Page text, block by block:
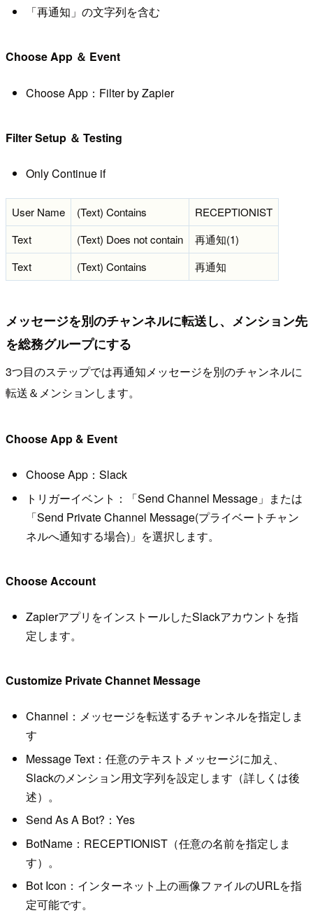
「再通知」の文字列を含む
Choose App ＆ Event
Choose App：Filter by Zapier
Filter Setup ＆ Testing
Only Continue if
User Name (Text) Contains
RECEPTIONIST
Text
(Text) Does not contain
再通知(1)
Text
(Text) Contains 再通知
メッセージを別のチャンネルに転送し、メンション先
を総務グループにする
3つ目のステップでは再通知メッセージを別のチャンネルに
転送＆メンションします。
Choose App & Event
Choose App：Slack
トリガーイベント：「Send Channel Message」または
「Send Private Channel Message(プライベートチャン
ネルへ通知する場合)」を選択します。
Choose Account
ZapierアプリをインストールしたSlackアカウントを指
定します。
Customize Private Channet Message
Channel：メッセージを転送するチャンネルを指定しま
す
Message Text：任意のテキストメッセージに加え、
Slackのメンション用文字列を設定します（詳しくは後
述）。
Send As A Bot?：Yes
BotName：RECEPTIONIST（任意の名前を指定しま
す）。
Bot Icon：インターネット上の画像ファイルのURLを指
定可能です。